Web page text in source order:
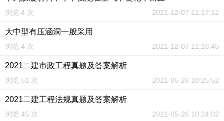
浏览 4 次 2021-12-07 11:17:12
大中型有压涵洞一般采用
浏览 4 次 2021-12-07 11:16:45
2021二建市政工程真题及答案解析
浏览 51 次 2021-05-26 10:25:52
2021二建工程法规真题及答案解析
浏览 45 次 2021-05-26 10:24:02